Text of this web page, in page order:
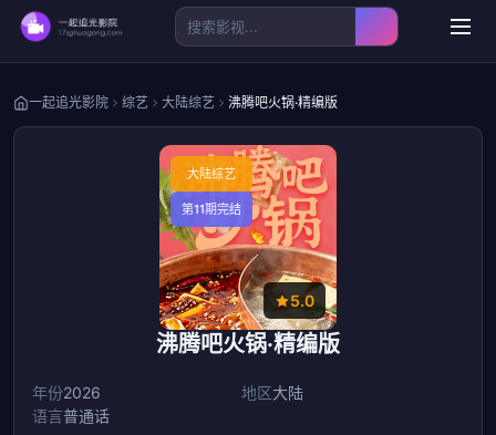
一起追光影院 综艺 大陆综艺 沸腾吧火锅·精编版
大陆综艺
第11期完结
5.0
沸腾吧火锅·精编版
年份2026 地区大陆
语言普通话